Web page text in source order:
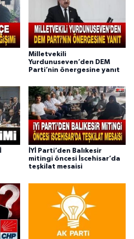
Milletvekili
Yurdunuseven’den DEM
Parti’nin önergesine yanıt
İYİ Parti’den Balıkesir
mitingi öncesi İscehisar’da
teşkilat mesaisi